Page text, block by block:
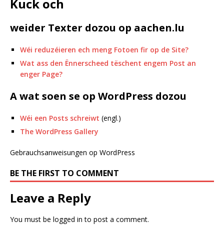
Kuck och
weider Texter dozou op aachen.lu
Wéi reduzéieren ech meng Fotoen fir op de Site?
Wat ass den Ënnerscheed tëschent engem Post an
enger Page?
A wat soen se op WordPress dozou
Wéi een Posts schreiwt (engl.)
The WordPress Gallery
Gebrauchsanweisungen op WordPress
BE THE FIRST TO COMMENT
Leave a Reply
You must be logged in to post a comment.